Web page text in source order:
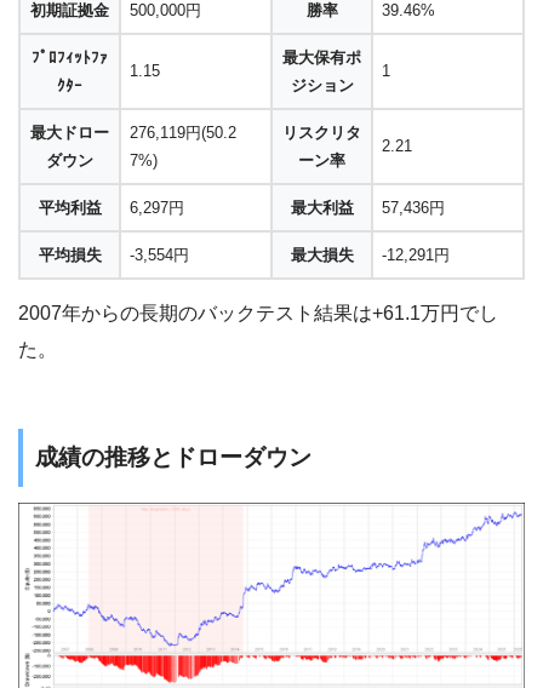
初期証拠金 500,000円 勝率 39.46%
ﾌﾟﾛﾌｨｯﾄﾌｧ
ｸﾀｰ
1.15
最大保有ポ
ジション
1
最大ドロー
ダウン
276,119円(50.2
7%)
リスクリタ
ーン率
2.21
平均利益 6,297円 最大利益 57,436円
平均損失 -3,554円 最大損失 -12,291円
2007年からの長期のバックテスト結果は+61.1万円でし
た。
成績の推移とドローダウン